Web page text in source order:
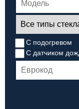
С подогревом
С датчиком